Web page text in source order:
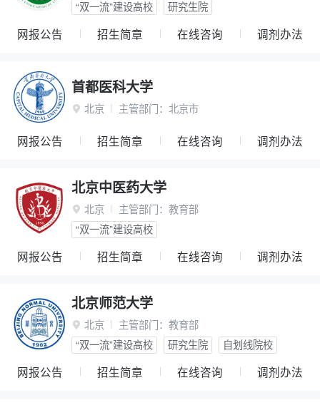
“双一流”建设高校
研究生院
网报公告 招生简章 在线咨询 调剂办法
首都医科大学
 北京 主管部门： 北京市
网报公告 招生简章 在线咨询 调剂办法
北京中医药大学
 北京 主管部门： 教育部
“双一流”建设高校
网报公告 招生简章 在线咨询 调剂办法
北京师范大学
 北京 主管部门： 教育部
“双一流”建设高校
研究生院 自划线院校
网报公告 招生简章 在线咨询 调剂办法